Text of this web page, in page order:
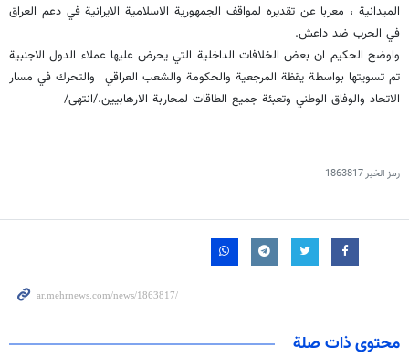
الميدانية ، معربا عن تقديره لمواقف الجمهورية الاسلامية الايرانية في دعم العراق
في الحرب ضد داعش.
واوضح الحكيم ان بعض الخلافات الداخلية التي يحرض عليها عملاء الدول الاجنبية
تم تسويتها بواسطة يقظة المرجعية والحكومة والشعب العراقي والتحرك في مسار
الاتحاد والوفاق الوطني وتعبئة جميع الطاقات لمحاربة الارهابيين./انتهى/
رمز الخبر1863817
محتوى ذات صلة